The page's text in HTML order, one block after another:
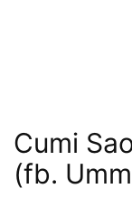
Cumi
(fb.